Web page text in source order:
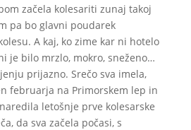
začela kolesariti zunaj takoj
pa bo glavni poudarek
A kaj, ko zime kar ni hotelo
je bilo mrzlo, mokro, sneženo…
prijazno. Srečo sva imela,
februarja na Primorskem lep in
letošnje prve kolesarske
da sva začela počasi, s